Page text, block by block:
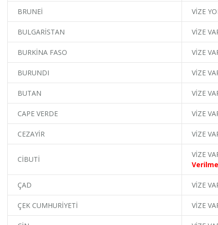
BRUNEİ VİZE
BULGARİSTAN VİZE
BURKİNA FASO VİZE
BURUNDI VİZE
BUTAN VİZE
CAPE VERDE VİZE
CEZAYİR VİZE
CİBUTİ
VİZE
ÇAD VİZE
ÇEK CUMHURİYETİ VİZE